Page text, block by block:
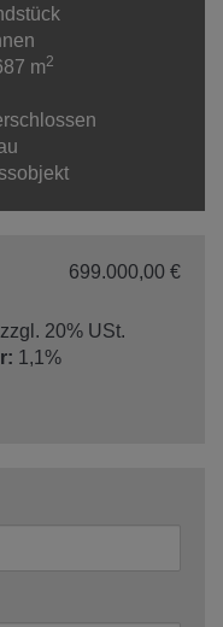
m2
699.000,00 €
20% USt.
1,1%